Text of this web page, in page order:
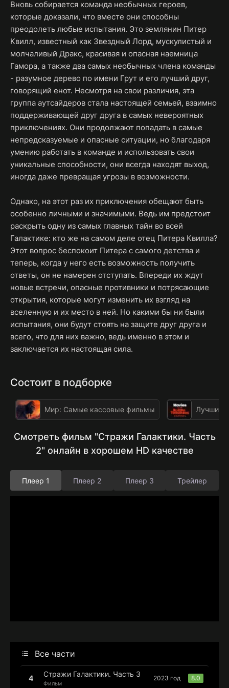
Вновь собирается команда необычных героев,
которые доказали, что вместе они способны
преодолеть любые испытания. Это землянин Питер
Квилл, известный как Звездный Лорд, мускулистый и
молчаливый Дракс, красивая и опасная наемница
Гамора, а также два самых необычных члена команды
- разумное дерево по имени Грут и его лучший друг,
говорящий енот. Несмотря на свои различия, эта
группа аутсайдеров стала настоящей семьей, взаимно
поддерживающей друг друга в самых невероятных
приключениях. Они продолжают попадать в самые
непредсказуемые и опасные ситуации, но благодаря
умению работать в команде и использовать свои
уникальные способности, они всегда находят выход,
иногда даже превращая угрозы в возможности.
Однако, на этот раз их приключения обещают быть
особенно личными и значимыми. Ведь им предстоит
раскрыть одну из самых главных тайн во всей
Галактике: кто же на самом деле отец Питера Квилла?
Этот вопрос беспокоит Питера с самого детства и
теперь, когда у него есть возможность получить
ответы, он не намерен отступать. Впереди их ждут
новые встречи, опасные противники и потрясающие
открытия, которые могут изменить их взгляд на
вселенную и их место в ней. Но какими бы ни были
испытания, они будут стоять на защите друг друга и
всего, что для них важно, ведь именно в этом и
заключается их настоящая сила.
Состоит в подборке
Мир: Самые кассовые фильмы Лучшие
Смотреть фильм "Стражи Галактики. Часть
2" онлайн в хорошем HD качестве
Плеер 1 Плеер 2 Плеер 3 Трейлер
Все части
Стражи Галактики. Часть 3
Фильм
2023 год 8.0